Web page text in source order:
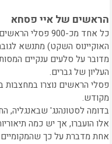
הראשים של איי פסחא
כל אחד מכ-900
האוקיינוס השקט) מתנשא לגובה של כמעט 4
מדובר על סלעים ענקיים
העליון של גברים.
פסלי הראשים נוצרו במחצבות
מקודש.
בדומה לסטונהנג' שבאנגליה,
אלו הועברו, אך יש כמה
אחת מדברת על כך